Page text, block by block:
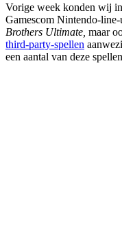
Vorige week konden wij
Gamescom Nintendo-
Brothers Ultimate, maar
third-party-spellen
een aantal van deze